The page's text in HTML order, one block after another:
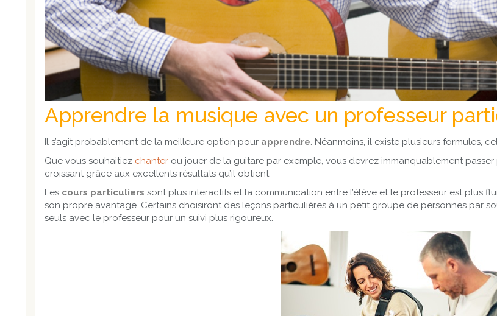
Apprendre la musique avec un professeur
Il s’agit probablement de la meilleure option pour apprendre . Néanmoins, il existe plusieurs formules,
Que vous souhaitiez chanter ou jouer de la guitare par exemple, vous devrez immanquablement passer
croissant grâce aux excellents résultats qu’il obtient.
Les cours particuliers sont plus interactifs et la communication entre l’élève et le professeur est plus
son propre avantage. Certains choisiront des leçons particulières à un petit groupe de personnes par
seuls avec le professeur pour un suivi plus rigoureux.